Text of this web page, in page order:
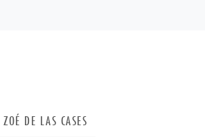
ZOÉ DE LAS CASES